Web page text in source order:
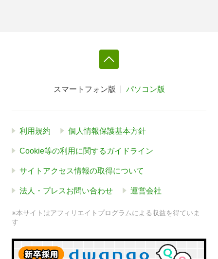
スマートフォン版 パソコン版
利用規約 個人情報保護基本方針
Cookie等の利用に関するガイドライン
サイトアクセス情報の取得について
法人・プレスお問い合わせ 運営会社
※本サイトはアフィリエイトプログラムによる収益を得ていま
す